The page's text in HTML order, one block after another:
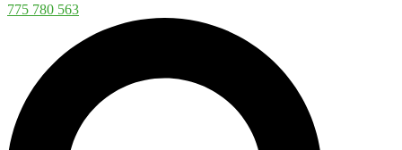
775 780 563